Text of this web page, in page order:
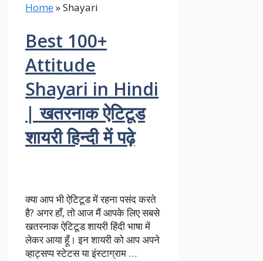
Home»Shayari
Best 100+
Attitude
Shayari in Hindi
| खतरनाक ऐटिटूड
शायरी हिन्दी में पढ़े
क्या आप भी ऐटिटूड में रहना पसंद करते
है? अगर हाँ, तो आज मैं आपके लिए सबसे
खतरनाक ऐटिटूड शायरी हिंदी भाषा में
लेकर आया हूँ। इन शायरी को आप अपने
व्हाट्सप्प स्टेटस या इंस्टाग्राम …